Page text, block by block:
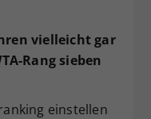
vielleicht gar
Rang sieben
einstellen